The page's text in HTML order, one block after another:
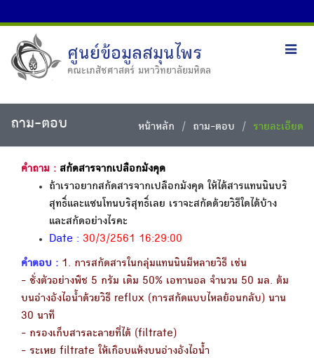
ศูนย์ข้อมูลสมุนไพร
คณะเภสัชศาสตร์ มหาวิทยาลัยมหิดล
ถาม-ตอบ หน้าหลัก ถาม-ตอบ รายละเอียด
คำถาม : สกัดสารจากเปลือกมังคุด
ถ้าเราอยากสกัดสารจากเปลือกมังคุด ให้ได้สารแทนนินบริ
สุทธิ์และแซนโทนบริสุทธิ์เลย เราจะสกัดด้วยวิธีใดได้บ้าง
และสกัดอย่างไรคะ
Date : 30/3/2561 16:29:00
คำตอบ : 1. การสกัดสารในกลุ่มแทนนินมีหลายวิธี เช่น
- ชั่งตัวอย่างพืช 5 กรัม เติม 50% เอทานอล จำนวน 50 มล. ต้ม
บนอ่างอังไอน้ำด้วยวิธี reflux (การสกัดแบบไหลย้อนกลับ) นาน
30 นาที
- กรองเก็บสารละลายที่ได้ (filtrate)
- ระเหย filtrate ให้เกือบแห้งบนอ่างอังไอน้ำ